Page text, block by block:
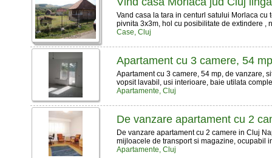
Vand casa la tara in centurl satului Morlaca
pivnita 3x3m, hol cu posibilitate de extindere ,
Case, Cluj
Apartament cu 3 camere, 54
Apartament cu 3 camere, 54 mp, de vanzare,
vopsit lavabil, usi interioare, baie utilata
Apartamente, Cluj
De vanzare apartament cu 2
De vanzare apartament cu 2 camere in Cluj
mijloacele de transport si magazine, ocupabil
Apartamente, Cluj